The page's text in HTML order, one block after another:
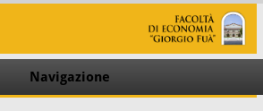
Navigazione